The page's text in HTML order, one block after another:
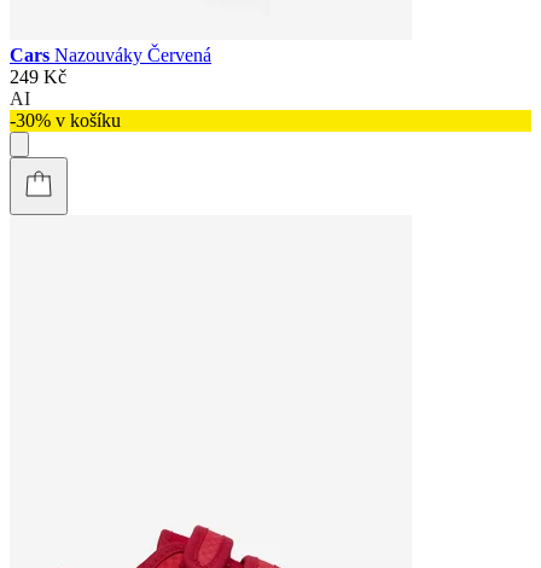
Cars Nazouváky Červená
249 Kč
AI
-30% v košíku